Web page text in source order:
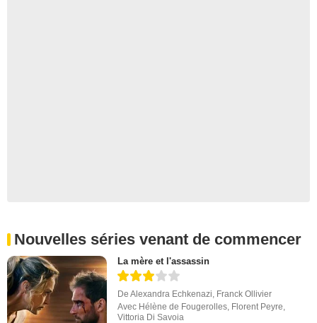
Nouvelles séries venant de commencer
La mère et l'assassin
DeAlexandra Echkenazi Franck Ollivier
Avec Hélène de Fougerolles Florent Peyre
Vittoria Di Savoia